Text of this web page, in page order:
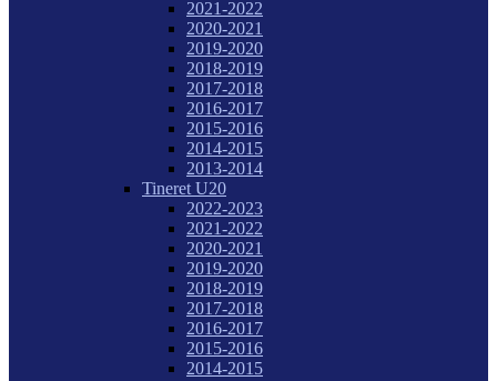
2021-2022
2020-2021
2019-2020
2018-2019
2017-2018
2016-2017
2015-2016
2014-2015
2013-2014
Tineret U20
2022-2023
2021-2022
2020-2021
2019-2020
2018-2019
2017-2018
2016-2017
2015-2016
2014-2015